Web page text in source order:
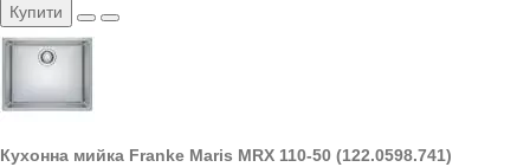
Купити
Кухонна мийка Franke Maris MRX 110-50 (122.0598.741)